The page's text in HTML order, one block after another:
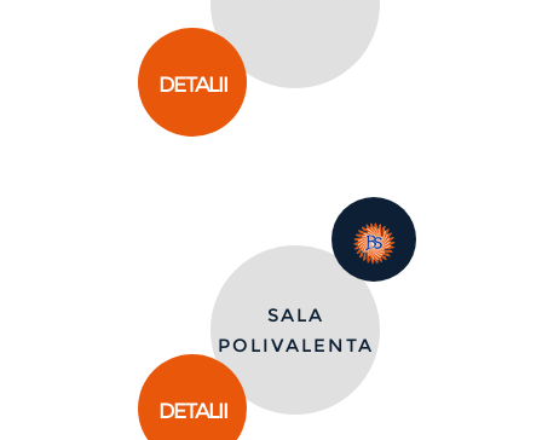
DETALII
SALA
POLIVALENTA
DETALII